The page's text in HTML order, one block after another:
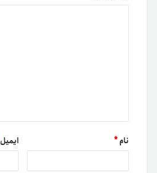
نام* ایمیل